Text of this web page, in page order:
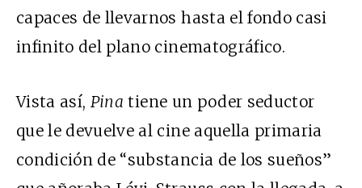
capaces de llevarnos hasta el fondo casi
infinito del plano cinematográfico.
Vista así, Pina tiene un poder seductor
que le devuelve al cine aquella primaria
condición de “substancia de los sueños”